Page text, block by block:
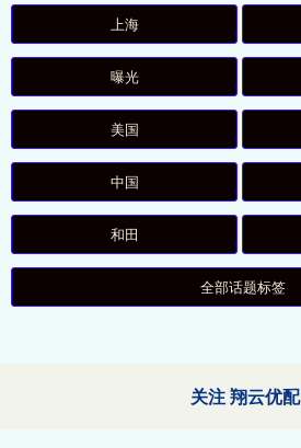
上海
曝光
美国
中国
和田
全部话题标签
关注 翔云优配